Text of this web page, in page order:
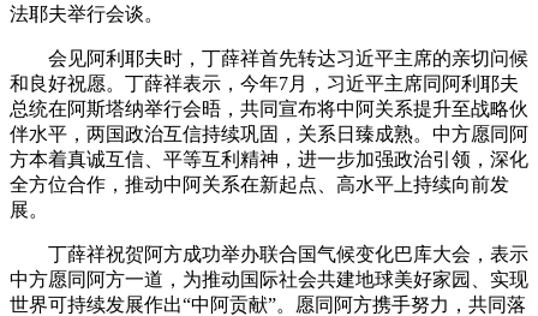
法耶夫举行会谈。
会见阿利耶夫时，丁薛祥首先转达习近平主席的亲切问候
和良好祝愿。丁薛祥表示，今年7月，习近平主席同阿利耶夫
总统在阿斯塔纳举行会晤，共同宣布将中阿关系提升至战略伙
伴水平，两国政治互信持续巩固，关系日臻成熟。中方愿同阿
方本着真诚互信、平等互利精神，进一步加强政治引领，深化
全方位合作，推动中阿关系在新起点、高水平上持续向前发
展。
丁薛祥祝贺阿方成功举办联合国气候变化巴库大会，表示
中方愿同阿方一道，为推动国际社会共建地球美好家园、实现
世界可持续发展作出“中阿贡献”。愿同阿方携手努力，共同落